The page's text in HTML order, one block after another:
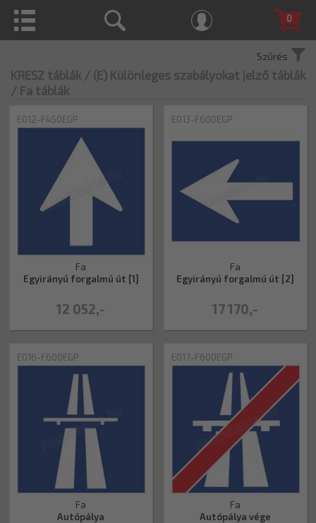
0
Szűrés
KRESZ táblák / (E) Különleges szabályokat jelző táblák
/ Fa táblák
E012-F450EGP
12 052,-
Fa
Egyirányú forgalmú út [1]
E013-F600EGP
17 170,-
Fa
Egyirányú forgalmú út [2]
E016-F600EGP
Fa
Autópálya
E017-F600EGP
Fa
Autópálya vége